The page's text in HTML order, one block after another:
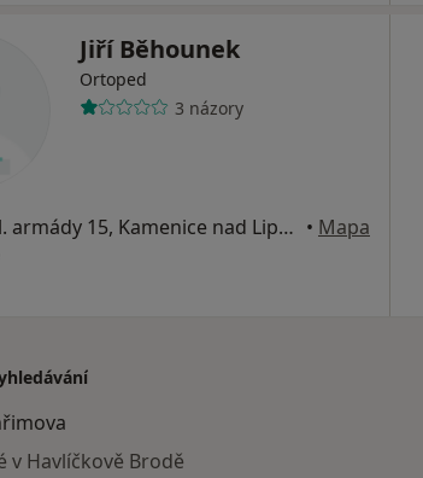
Jiří Běhounek
Ortoped
3 názory
nám. Čsl. armády 15, Kamenice nad Lipou • Mapa
v Havlíčkově Brodě